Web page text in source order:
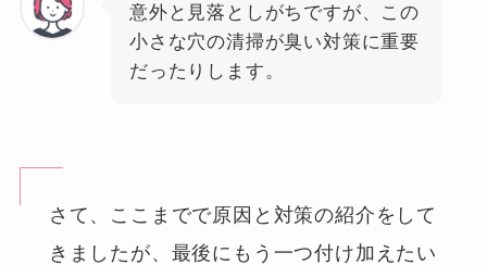
意外と見落としがちですが、この
小さな穴の清掃が臭い対策に重要
だったりします。
さて、ここまでで原因と対策の紹介をして
きましたが、最後にもう一つ付け加えたい